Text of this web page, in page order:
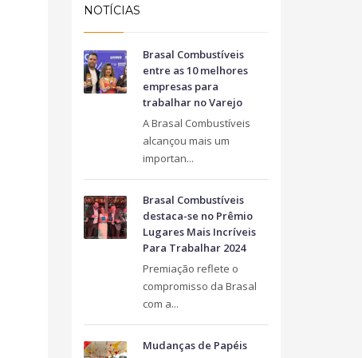
Taguatinga Setor Hoteleiro Sul
Fone: (61) 3036-9962
NOTÍCIAS
Brasal Combustíveis
entre as 10 melhores
empresas para
trabalhar no Varejo
A Brasal Combustíveis
alcançou mais um
importan...
Brasal Combustíveis
destaca-se no Prêmio
Lugares Mais Incríveis
Para Trabalhar 2024
Premiação reflete o
compromisso da Brasal
com a...
Mudanças de Papéis